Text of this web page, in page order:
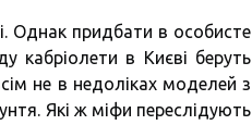
Однак придбати в особисте
кабріолети в Києві беруть
не в недоліках моделей з
Які ж міфи переслідують